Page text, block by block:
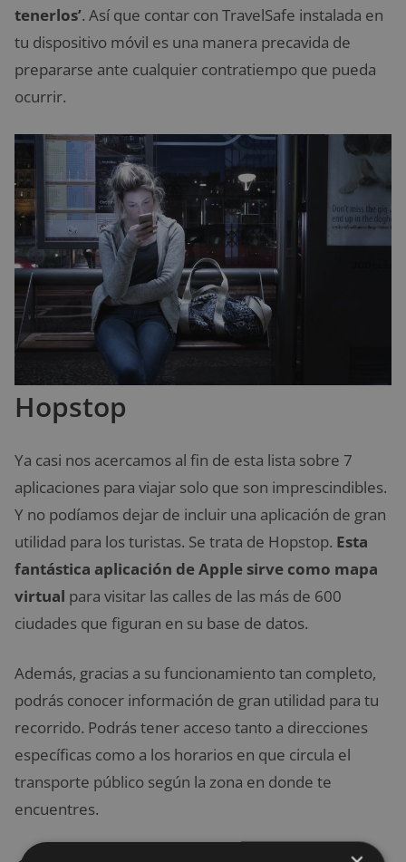
tenerlos’. Así que contar con TravelSafe instalada en
tu dispositivo móvil es una manera precavida de
prepararse ante cualquier contratiempo que pueda
ocurrir.
Hopstop
Ya casi nos acercamos al fin de esta lista sobre 7
aplicaciones para viajar solo que son imprescindibles.
Y no podíamos dejar de incluir una aplicación de gran
utilidad para los turistas. Se trata de Hopstop. Esta
fantástica aplicación de Apple sirve como mapa
virtual para visitar las calles de las más de 600
ciudades que figuran en su base de datos.
Además, gracias a su funcionamiento tan completo,
podrás conocer información de gran utilidad para tu
recorrido. Podrás tener acceso tanto a direcciones
específicas como a los horarios en que circula el
transporte público según la zona en donde te
encuentres.